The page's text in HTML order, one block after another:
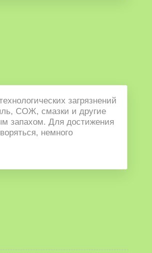
загрязнений
СОЖ, смазки и другие
запахом. Для достижения
немного